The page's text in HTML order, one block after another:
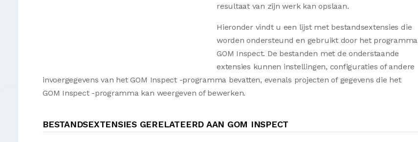
resultaat van zijn werk kan opslaan.
Hieronder vindt u een lijst met bestandsextensies die
worden ondersteund en gebruikt door het programma
GOM Inspect. De bestanden met de onderstaande
extensies kunnen instellingen, configuraties of andere
invoergegevens van het GOM Inspect -programma bevatten, evenals projecten of gegevens die het
GOM Inspect -programma kan weergeven of bewerken.
BESTANDSEXTENSIES GERELATEERD AAN GOM INSPECT